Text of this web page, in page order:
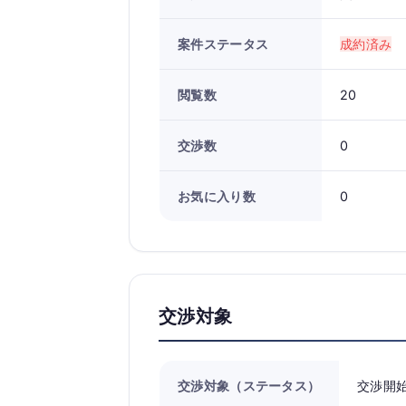
案件ステータス 成約済み
閲覧数 20
交渉数 0
お気に入り数 0
交渉対象
交渉対象（ステータス） 交渉開